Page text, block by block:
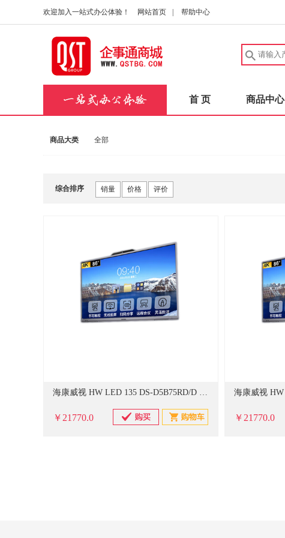
欢迎加入一站式办公体验！ 网站首页 帮助中心
首 页 商品中心
商品大类 全部
综合排序 销量 价格 评价
海康威视 HW LED 135 DS-D5B75RD/D 支架+OPS电脑+投屏器+4USB相机+6-8米无线麦克风+触控笔 会议平板 (单位：套)
￥21770.0 ￥21770.0